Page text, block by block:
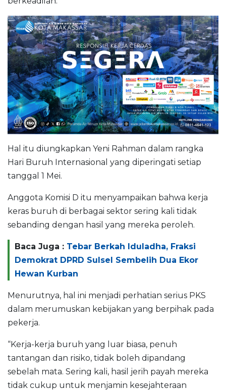
Hal itu diungkapkan Yeni Rahman dalam rangka
Hari Buruh Internasional yang diperingati setiap
tanggal 1 Mei.
Anggota Komisi D itu menyampaikan bahwa kerja
keras buruh di berbagai sektor sering kali tidak
sebanding dengan hasil yang mereka peroleh.
Baca Juga : Tebar Berkah Iduladha, Fraksi
Demokrat DPRD Sulsel Sembelih Dua Ekor
Hewan Kurban
Menurutnya, hal ini menjadi perhatian serius PKS
dalam merumuskan kebijakan yang berpihak pada
pekerja.
“Kerja-kerja buruh yang luar biasa, penuh
tantangan dan risiko, tidak boleh dipandang
sebelah mata. Sering kali, hasil jerih payah mereka
tidak cukup untuk menjamin kesejahteraan